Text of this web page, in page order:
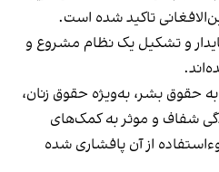
تاکید شده است.
و تشکیل یک نظام مشروع و
حقوق بشر، به‌ویژه حقوق زنان،
شفاف و موثر به کمک‌های
از آن پافشاری شده